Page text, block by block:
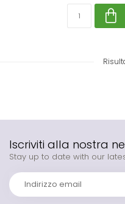
Iscriviti alla nostra
Stay up to date with our